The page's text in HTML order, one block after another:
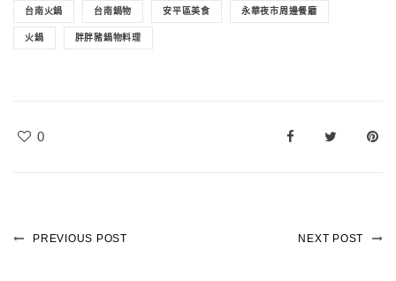
台南火鍋 台南鍋物 安平區美食 永華夜市周邊餐廳
火鍋 胖胖豬鍋物料理
0
PREVIOUS POST NEXT POST